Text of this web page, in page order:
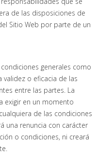
de las disposiciones de
Sitio Web por parte de un
generales como
validez o eficacia de las
entre las partes. La
exigir en un momento
de las condiciones
una renuncia con carácter
o condiciones, ni creará